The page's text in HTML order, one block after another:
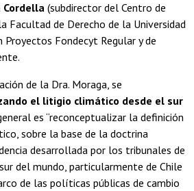
Cordella (subdirector del Centro de
Facultad de Derecho de la Universidad
Proyectos Fondecyt Regular y de
de la Dra. Moraga, se
el litigio climático desde el sur
es “reconceptualizar la definición
sobre la base de la doctrina
desarrollada por los tribunales de
del mundo, particularmente de Chile
de las políticas públicas de cambio